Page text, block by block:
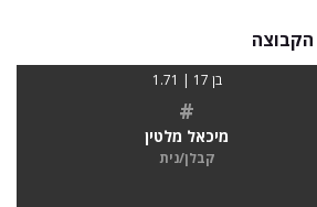
בן 17 | 1.71
#
מיכאל מלטין
קבלן/נית